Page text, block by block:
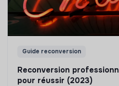
Guide reconversion
Reconversion
pour réussir (2023)